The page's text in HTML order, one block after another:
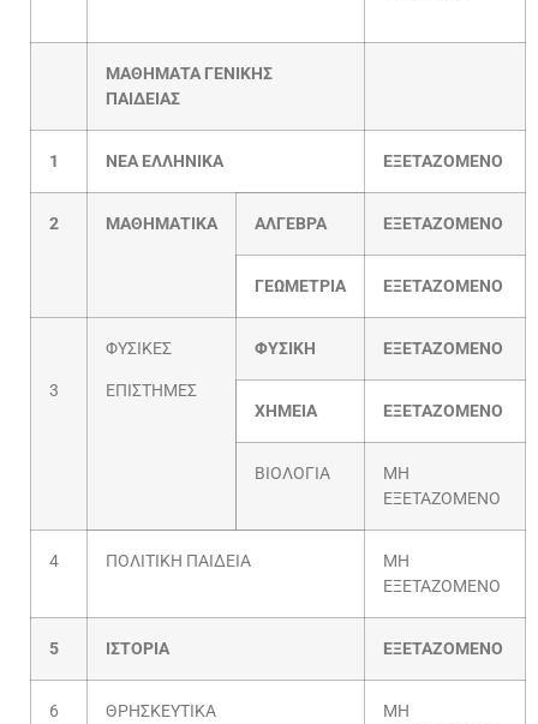
ΜΑΘΗΜΑΤΑ ΓΕΝΙΚΗΣ
ΠΑΙΔΕΙΑΣ
1 ΝΕΑ ΕΛΛΗΝΙΚΑ ΕΞΕΤΑΖΟΜΕΝΟ
2 ΜΑΘΗΜΑΤΙΚΑ ΑΛΓΕΒΡΑ ΕΞΕΤΑΖΟΜΕΝΟ
ΓΕΩΜΕΤΡΙΑ ΕΞΕΤΑΖΟΜΕΝΟ
3
ΦΥΣΙΚΕΣ
ΕΠΙΣΤΗΜΕΣ
ΦΥΣΙΚΗ ΕΞΕΤΑΖΟΜΕΝΟ
ΧΗΜΕΙΑ ΕΞΕΤΑΖΟΜΕΝΟ
ΒΙΟΛΟΓΙΑ
ΜΗ
ΕΞΕΤΑΖΟΜΕΝΟ
4 ΠΟΛΙΤΙΚΗ ΠΑΙΔΕΙΑ
ΜΗ
ΕΞΕΤΑΖΟΜΕΝΟ
5 ΙΣΤΟΡΙΑ ΕΞΕΤΑΖΟΜΕΝΟ
6 ΘΡΗΣΚΕΥΤΙΚΑ
ΜΗ